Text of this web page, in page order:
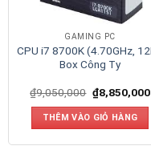
GAMING PC
CPU i7 8700K (4.70GHz,
Box Công Ty
₫9,050,000 ₫8,850,000
THÊM VÀO GIỎ HÀNG